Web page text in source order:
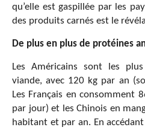
qu’elle est gaspillée par les
des produits carnés est le
De plus en plus de protéines
Les Américains sont les
viande, avec 120 kg par an
Les Français en consomment
par jour) et les Chinois en
habitant et par an. En